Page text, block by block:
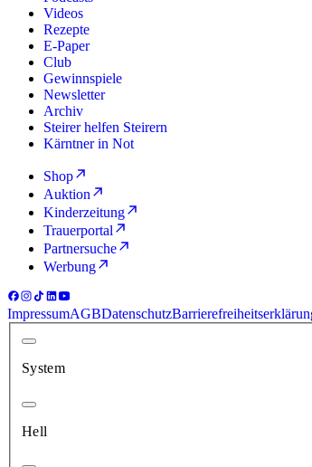
Videos
Rezepte
E-Paper
Club
Gewinnspiele
Newsletter
Archiv
Steirer helfen Steirern
Kärntner in Not
Shop
Auktion
Kinderzeitung
Trauerportal
Partnersuche
Werbung
ImpressumAGBDatenschutz
System
Hell